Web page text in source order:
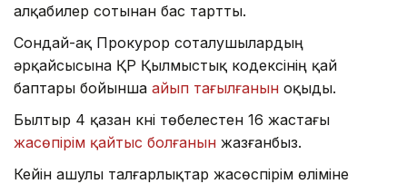
алқабилер сотынан бас тартты.
Сондай-ақ Прокурор соталушылардың
әрқайсысына ҚР Қылмыстық кодексінің қай
баптары бойынша айып тағылғанын оқыды.
Былтыр 4 қазан күні төбелестен 16 жастағы
жасөпірім қайтыс болғанын жазғанбыз.
Кейін ашулы талғарлықтар жасөспірім өліміне